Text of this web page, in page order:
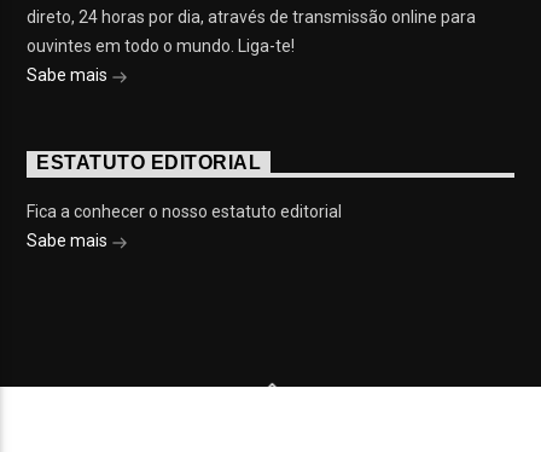
direto, 24 horas por dia, através de transmissão online para
ouvintes em todo o mundo. Liga-te!
Sabe mais
ESTATUTO EDITORIAL
Fica a conhecer o nosso estatuto editorial
Sabe mais